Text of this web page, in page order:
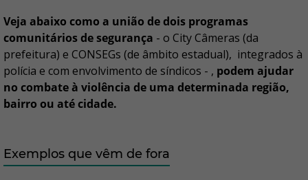
Veja abaixo como a união de dois programas
comunitários de segurança - o City Câmeras (da
prefeitura) e CONSEGs (de âmbito estadual), integrados à
polícia e com envolvimento de síndicos - , podem ajudar
no combate à violência de uma determinada região,
bairro ou até cidade.
Exemplos que vêm de fora